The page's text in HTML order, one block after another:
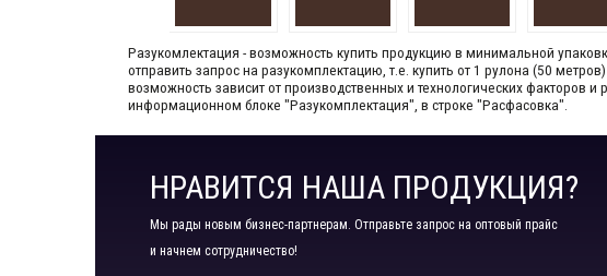
Разукомлектация - возможность купить продукцию в минимальной
отправить запрос на разукомплектацию, т.е. купить от 1 рулона (50
возможность зависит от производственных​ и технологических
информационном блоке "Разукомплектация", в строке "Расфасовка".
НРАВИТСЯ НАША ПРОДУКЦИЯ?
Мы рады новым бизнес-партнерам. Отправьте запрос на оптовый прайс
и начнем сотрудничество!